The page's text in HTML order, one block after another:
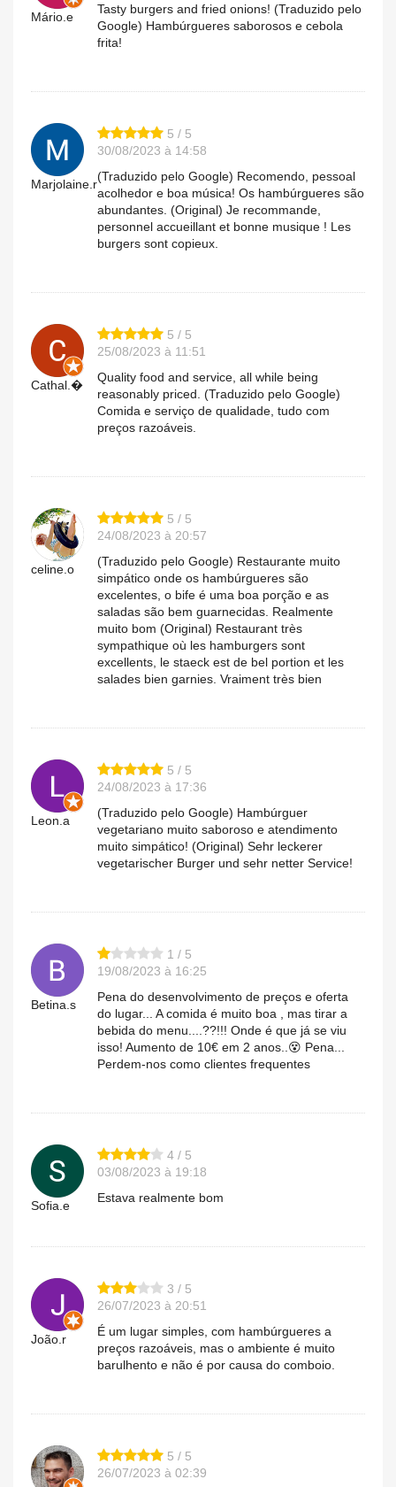
Mário.e
Tasty burgers and fried onions! (Traduzido pelo
Google) Hambúrgueres saborosos e cebola
frita!
Marjolaine.r
5 / 5
30/08/2023 à 14:58
(Traduzido pelo Google) Recomendo, pessoal
acolhedor e boa música! Os hambúrgueres são
abundantes. (Original) Je recommande,
personnel accueillant et bonne musique ! Les
burgers sont copieux.
Cathal.�
5 / 5
25/08/2023 à 11:51
Quality food and service, all while being
reasonably priced. (Traduzido pelo Google)
Comida e serviço de qualidade, tudo com
preços razoáveis.
celine.o
5 / 5
24/08/2023 à 20:57
(Traduzido pelo Google) Restaurante muito
simpático onde os hambúrgueres são
excelentes, o bife é uma boa porção e as
saladas são bem guarnecidas. Realmente
muito bom (Original) Restaurant très
sympathique où les hamburgers sont
excellents, le staeck est de bel portion et les
salades bien garnies. Vraiment très bien
Leon.a
5 / 5
24/08/2023 à 17:36
(Traduzido pelo Google) Hambúrguer
vegetariano muito saboroso e atendimento
muito simpático! (Original) Sehr leckerer
vegetarischer Burger und sehr netter Service!
Betina.s
1 / 5
19/08/2023 à 16:25
Pena do desenvolvimento de preços e oferta
do lugar... A comida é muito boa , mas tirar a
bebida do menu....??!!! Onde é que já se viu
isso! Aumento de 10€ em 2 anos..😵 Pena...
Perdem-nos como clientes frequentes
Sofia.e
4 / 5
03/08/2023 à 19:18
Estava realmente bom
João.r
3 / 5
26/07/2023 à 20:51
É um lugar simples, com hambúrgueres a
preços razoáveis, mas o ambiente é muito
barulhento e não é por causa do comboio.
5 / 5
26/07/2023 à 02:39